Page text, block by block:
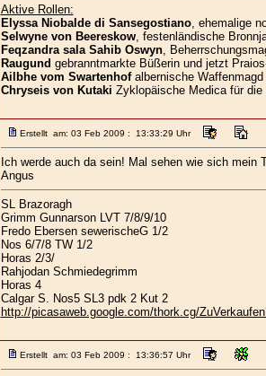
Aktive Rollen:
Elyssa Niobalde di Sansegostiano, ehemalige
Selwyne von Beereskow, festenländische
Feqzandra sala Sahib Oswyn,
Raugund gebranntmarkte Büßerin und jetzt
Ailbhe vom Swartenhofalbernische Waffenmagd
Chryseis von Kutaki Zyklopäische Medica für
Erstellt am: 03 Feb 2009 : 13:33:29 Uhr
Ich werde auch da sein! Mal sehen wie sich mein
Angus
SL Brazoragh
Grimm Gunnarson LVT 7/8/9/10
Fredo Ebersen sewerischeG 1/2
Nos 6/7/8 TW 1/2
Horas 2/3/
Rahjodan Schmiedegrimm
Horas 4
Calgar S. Nos5 SL3 pdk 2 Kut 2
http://picasaweb.google.com/thork.cg/
Erstellt am: 03 Feb 2009 : 13:36:57 Uhr